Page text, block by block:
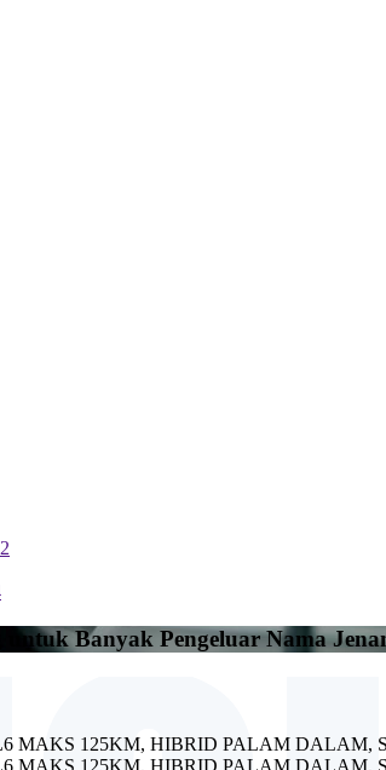
Banyak Pengeluar Nama